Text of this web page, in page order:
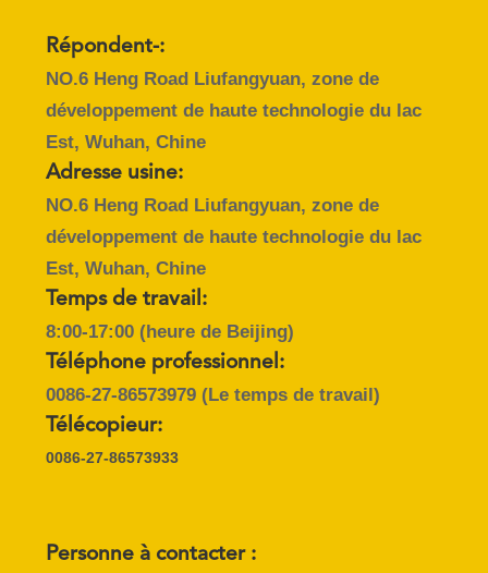
CONTRÔLE
QUALITÉ
CONTACTEZ-
NOUS
DEMANDEZ
UNE
CITATION
Répondent-:
NO.6 Heng Road Liufangyuan, zone de
développement de haute technologie du lac
Est, Wuhan, Chine
Adresse usine:
NO.6 Heng Road Liufangyuan, zone de
développement de haute technologie du lac
Est, Wuhan, Chine
Temps de travail:
8:00-17:00 (heure de Beijing)
Téléphone professionnel:
0086-27-86573979(Le temps de travail)
Télécopieur:
0086-27-86573933
Personne à contacter :